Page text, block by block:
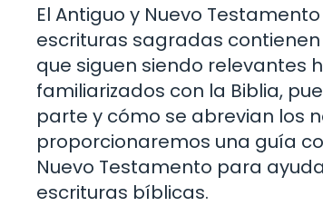
El Antiguo y Nuevo
escrituras sagradas
que siguen siendo relevantes
familiarizados con la Biblia,
parte y cómo se abrevian los
proporcionaremos una guía
Nuevo Testamento para
escrituras bíblicas.